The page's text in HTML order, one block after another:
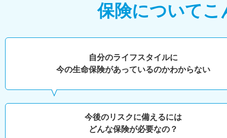
保険についてこ
自分のライフスタイルに
今の生命保険があっているのかわからない
今後のリスクに備えるには
どんな保険が必要なの？